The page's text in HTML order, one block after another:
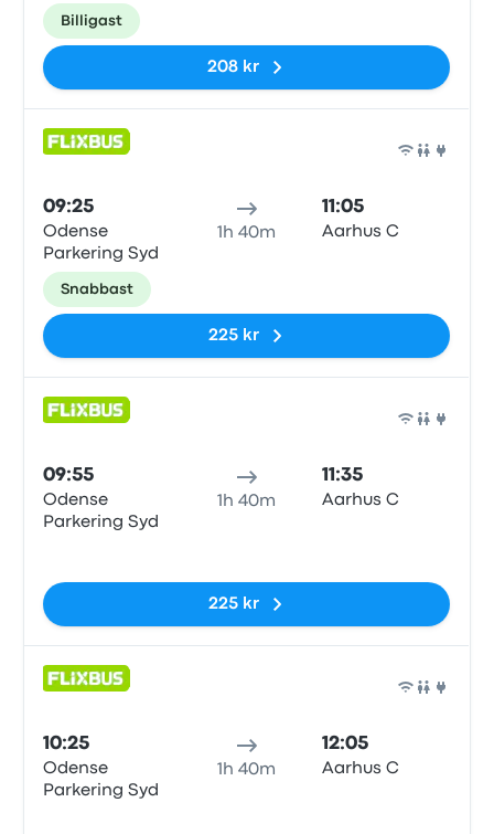
Billigast
208 kr
09:25
Odense
Parkering Syd
1h 40m
11:05
Aarhus C
Snabbast
225 kr
09:55
Odense
Parkering Syd
1h 40m
11:35
Aarhus C
225 kr
10:25
Odense
Parkering Syd
1h 40m
12:05
Aarhus C